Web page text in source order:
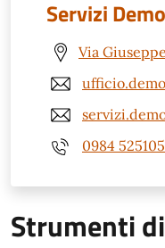
Servizi
Via
0984
Strumenti